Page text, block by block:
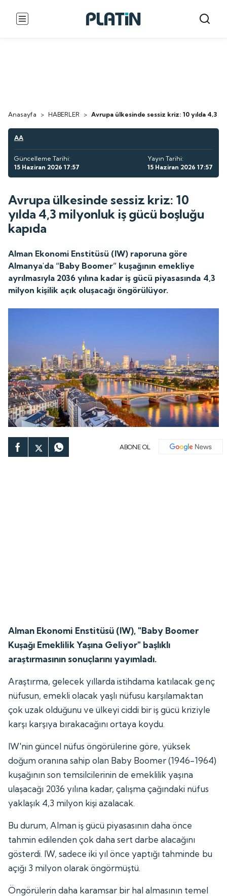
Anasayfa > HABERLER > Avrupa ülkesinde sessiz kriz: 10 yılda 4,3
AA
Güncelleme Tarihi:
15 Haziran 2026 17:57
Yayın Tarihi:
15 Haziran 2026 17:57
Avrupa ülkesinde sessiz kriz: 10
yılda 4,3 milyonluk iş gücü boşluğu
kapıda
Alman Ekonomi Enstitüsü (IW) raporuna göre
Almanya'da “Baby Boomer” kuşağının emekliye
ayrılmasıyla 2036 yılına kadar iş gücü piyasasında 4,3
milyon kişilik açık oluşacağı öngörülüyor.
ABONE OL
Alman Ekonomi Enstitüsü (IW), "Baby Boomer
Kuşağı Emeklilik Yaşına Geliyor" başlıklı
araştırmasının sonuçlarını yayımladı.
Araştırma, gelecek yıllarda istihdama katılacak genç
nüfusun, emekli olacak yaşlı nüfusu karşılamaktan
çok uzak olduğunu ve ülkeyi ciddi bir iş gücü kriziyle
karşı karşıya bırakacağını ortaya koydu.
IW'nin güncel nüfus öngörülerine göre, yüksek
doğum oranına sahip olan Baby Boomer (1946-1964)
kuşağının son temsilcilerinin de emeklilik yaşına
ulaşacağı 2036 yılına kadar, çalışma çağındaki nüfus
yaklaşık 4,3 milyon kişi azalacak.
Bu durum, Alman iş gücü piyasasının daha önce
tahmin edilenden çok daha sert darbe alacağını
gösterdi. IW, sadece iki yıl önce yaptığı tahminde bu
açığı 3 milyon olarak öngörmüştü.
Öngörülerin daha karamsar bir hal almasının temel